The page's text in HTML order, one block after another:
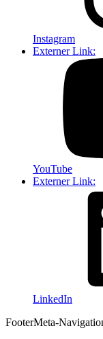
Instagram
Externer Link:
YouTube
Externer Link:
LinkedIn
FooterMeta-